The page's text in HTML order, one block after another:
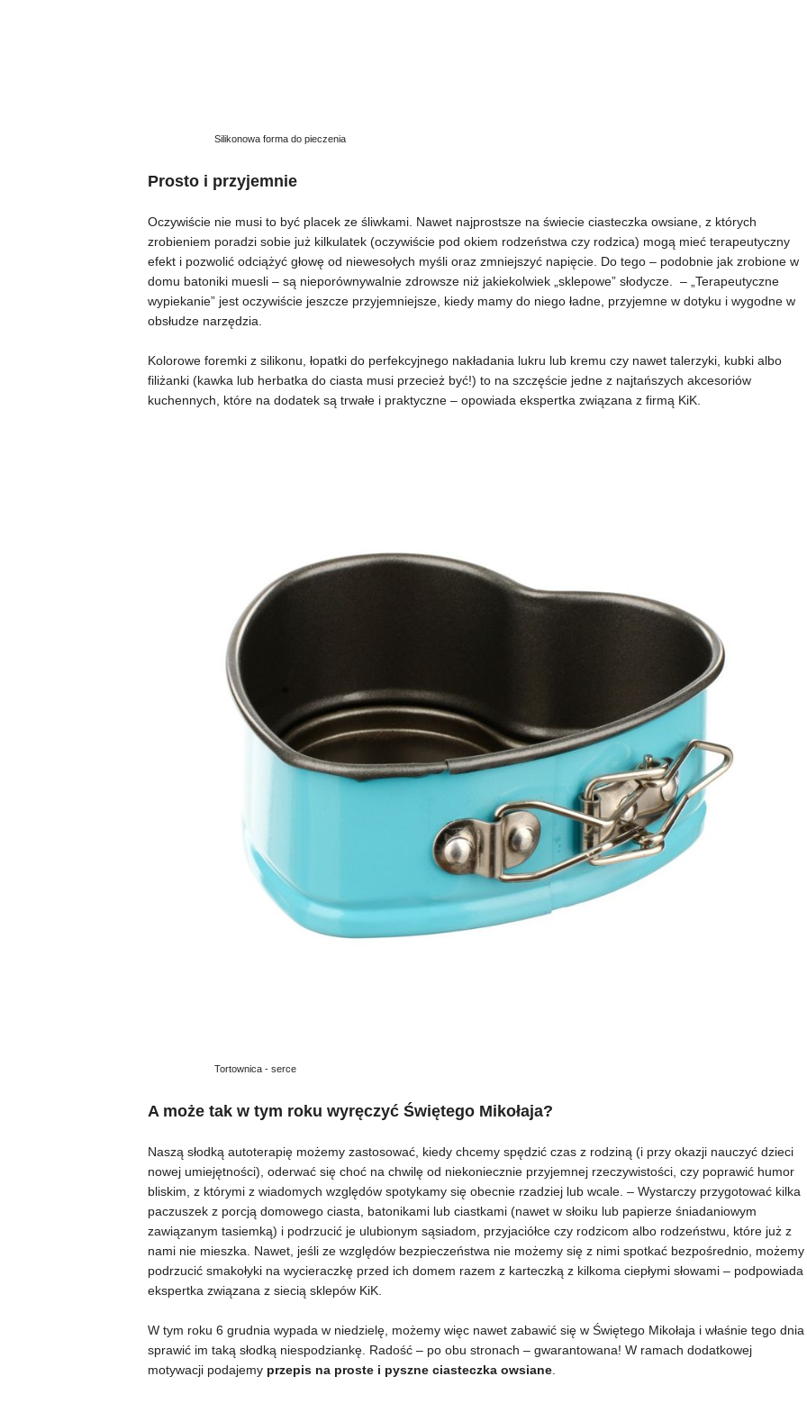
Silikonowa forma do pieczenia
Prosto i przyjemnie
Oczywiście nie musi to być placek ze śliwkami. Nawet najprostsze na świecie ciasteczka owsiane, z których
zrobieniem poradzi sobie już kilkulatek (oczywiście pod okiem rodzeństwa czy rodzica) mogą mieć terapeutyczny
efekt i pozwolić odciążyć głowę od niewesołych myśli oraz zmniejszyć napięcie. Do tego – podobnie jak zrobione w
domu batoniki muesli – są nieporównywalnie zdrowsze niż jakiekolwiek „sklepowe” słodycze. – „Terapeutyczne
wypiekanie” jest oczywiście jeszcze przyjemniejsze, kiedy mamy do niego ładne, przyjemne w dotyku i wygodne w
obsłudze narzędzia.
Kolorowe foremki z silikonu, łopatki do perfekcyjnego nakładania lukru lub kremu czy nawet talerzyki, kubki albo
filiżanki (kawka lub herbatka do ciasta musi przecież być!) to na szczęście jedne z najtańszych akcesoriów
kuchennych, które na dodatek są trwałe i praktyczne – opowiada ekspertka związana z firmą KiK.
Tortownica - serce
A może tak w tym roku wyręczyć Świętego Mikołaja?
Naszą słodką autoterapię możemy zastosować, kiedy chcemy spędzić czas z rodziną (i przy okazji nauczyć dzieci
nowej umiejętności), oderwać się choć na chwilę od niekoniecznie przyjemnej rzeczywistości, czy poprawić humor
bliskim, z którymi z wiadomych względów spotykamy się obecnie rzadziej lub wcale. – Wystarczy przygotować kilka
paczuszek z porcją domowego ciasta, batonikami lub ciastkami (nawet w słoiku lub papierze śniadaniowym
zawiązanym tasiemką) i podrzucić je ulubionym sąsiadom, przyjaciółce czy rodzicom albo rodzeństwu, które już z
nami nie mieszka. Nawet, jeśli ze względów bezpieczeństwa nie możemy się z nimi spotkać bezpośrednio, możemy
podrzucić smakołyki na wycieraczkę przed ich domem razem z karteczką z kilkoma ciepłymi słowami – podpowiada
ekspertka związana z siecią sklepów KiK.
W tym roku 6 grudnia wypada w niedzielę, możemy więc nawet zabawić się w Świętego Mikołaja i właśnie tego dnia
sprawić im taką słodką niespodziankę. Radość – po obu stronach – gwarantowana! W ramach dodatkowej
motywacji podajemy przepis na proste i pyszne ciasteczka owsiane